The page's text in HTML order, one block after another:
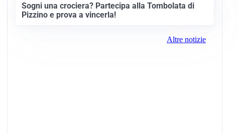
Sogni una crociera? Partecipa alla Tombolata di
Pizzino e prova a vincerla!
Altre notizie